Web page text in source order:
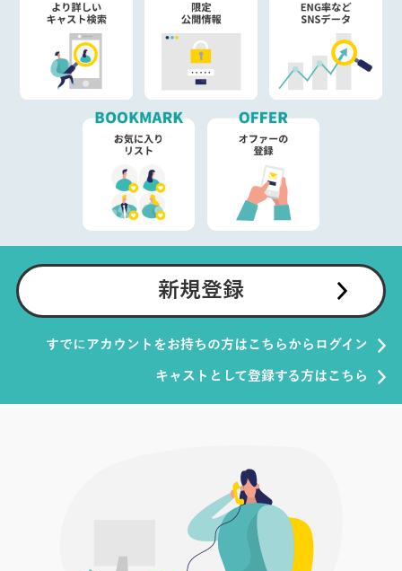
新規登録
すでにアカウントをお持ちの方はこちらからログイン
キャストとして登録する方はこちら